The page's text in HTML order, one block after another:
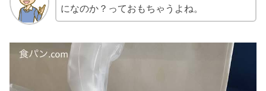
になのか？っておもちゃうよね。